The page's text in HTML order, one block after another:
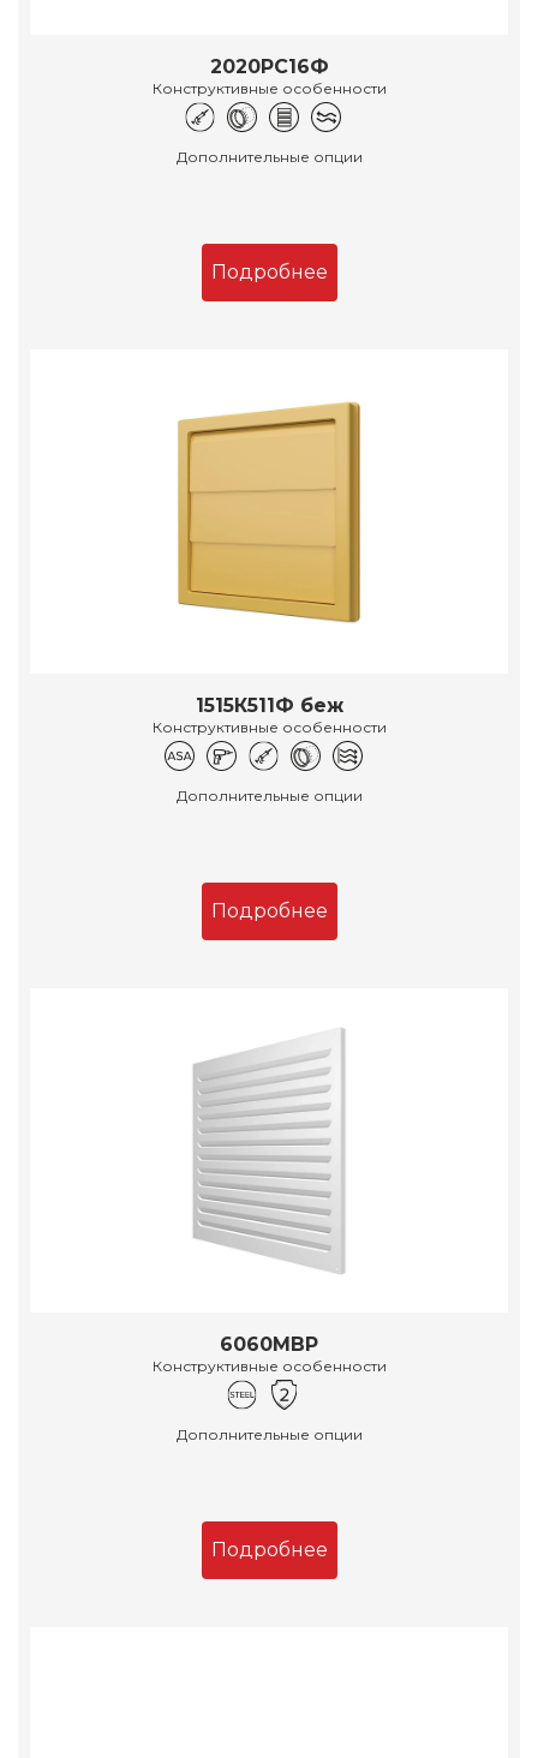
2020РС16Ф
Конструктивные особенности
Дополнительные опции
Подробнее
1515К511Ф беж
Конструктивные особенности
Дополнительные опции
Подробнее
6060МВР
Конструктивные особенности
Дополнительные опции
Подробнее